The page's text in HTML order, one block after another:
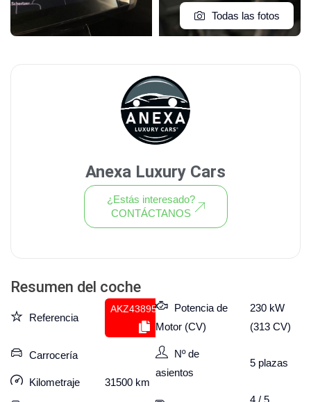
Todas las fotos
Resumen del coche
Referencia
AKZ438955167
Carrocería
Kilometraje 31500 km
Potencia de
Motor (CV)
230 kW
(313 CV)
Nº de
asientos
5 plazas
4 / 5
Anexa Luxury Cars
¿Estás interesado?
CONTÁCTANOS